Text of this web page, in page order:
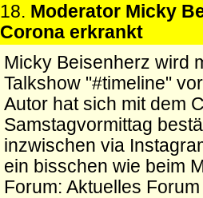
18. Moderator Micky
Corona erkrankt
Micky Beisenherz wird
Talkshow "#timeline"
Autor hat sich mit dem
Samstagvormittag
inzwischen via
ein bisschen wie beim
Forum: Aktuelles Forum